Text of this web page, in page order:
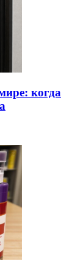
когда